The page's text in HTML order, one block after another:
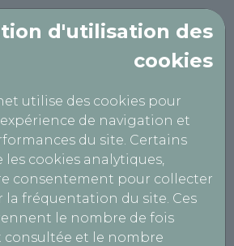
d'utilisation des
cookies
utilise des cookies pour
de navigation et
du site. Certains
les cookies analytiques,
consentement pour collecter
la fréquentation du site. Ces
le nombre de fois
consultée et le nombre
ANC59
technologies
d’utilisation des cookies
cookies et comment les gérer